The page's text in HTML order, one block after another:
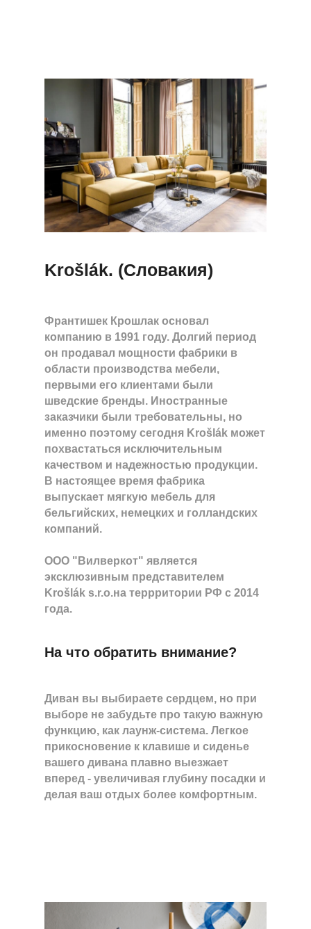
Krošlák. (Словакия)
На что обратить внимание?
Франтишек Крошлак основал
компанию в 1991 году. Долгий период
он продавал мощности фабрики в
области производства мебели,
первыми его клиентами были
шведские бренды. Иностранные
заказчики были требовательны, но
именно поэтому сегодня Krošlák может
похвастаться исключительным
качеством и надежностью продукции.
В настоящее время фабрика
выпускает мягкую мебель для
бельгийских, немецких и голландских
компаний.
ООО "Вилверкот" является
эксклюзивным представителем
Krošlák s.r.o.на террритории РФ с 2014
года.
Диван вы выбираете сердцем, но при
выборе не забудьте про такую важную
функцию, как лаунж-система. Легкое
прикосновение к клавише и сиденье
вашего дивана плавно выезжает
вперед - увеличивая глубину посадки и
делая ваш отдых более комфортным.